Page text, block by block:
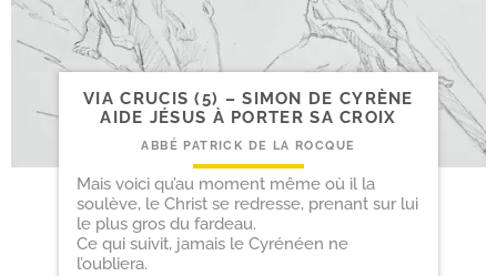
VIA CRUCIS (5) – SIMON DE CYRÈNE
AIDE JÉSUS À PORTER SA CROIX
ABBÉ PATRICK DE LA ROCQUE
Mais voici qu’au moment même où il la
soulève, le Christ se redresse, prenant sur lui
le plus gros du fardeau.
Ce qui suivit, jamais le Cyrénéen ne
l’oubliera.